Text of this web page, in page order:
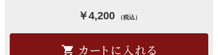
￥4,200 （税込）